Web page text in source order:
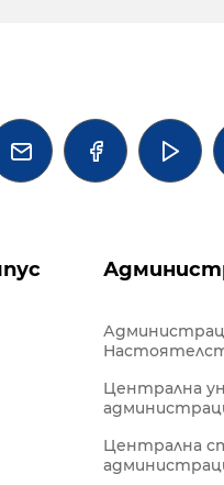
  
Централна
Централна